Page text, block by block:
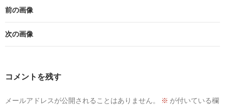
前の画像
次の画像
コメントを残す
メールアドレスが公開されることはありません。 ※ が付いている欄